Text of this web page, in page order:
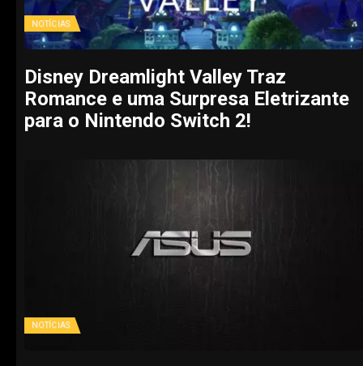
NOTÍCIAS
Disney Dreamlight Valley Traz
Romance e uma Surpresa Eletrizante
para o Nintendo Switch 2!
NOTÍCIAS